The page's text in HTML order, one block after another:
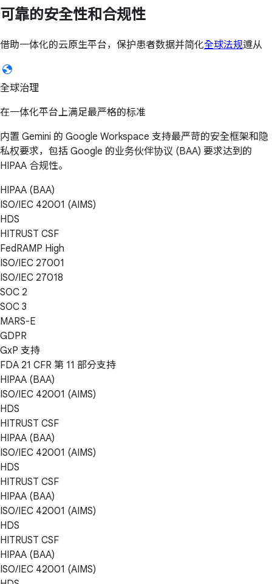
可靠的安全性和合规性
借助一体化的云原生平台，保护患者数据并简化全球法规遵从
全球治理
在一体化平台上满足最严格的标准
内置 Gemini 的 Google Workspace 支持最严苛的安全框架和隐
私权要求，包括 Google 的业务伙伴协议 (BAA) 要求达到的
HIPAA 合规性。
HIPAA (BAA)
ISO/IEC 42001 (AIMS)
HDS
HITRUST CSF
FedRAMP High
ISO/IEC 27001
ISO/IEC 27018
SOC 2
SOC 3
MARS-E
GDPR
GxP 支持
FDA 21 CFR 第 11 部分支持
HIPAA (BAA)
ISO/IEC 42001 (AIMS)
HDS
HITRUST CSF
HIPAA (BAA)
ISO/IEC 42001 (AIMS)
HDS
HITRUST CSF
HIPAA (BAA)
ISO/IEC 42001 (AIMS)
HDS
HITRUST CSF
HIPAA (BAA)
ISO/IEC 42001 (AIMS)